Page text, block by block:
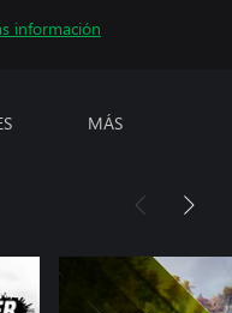
información
MÁS